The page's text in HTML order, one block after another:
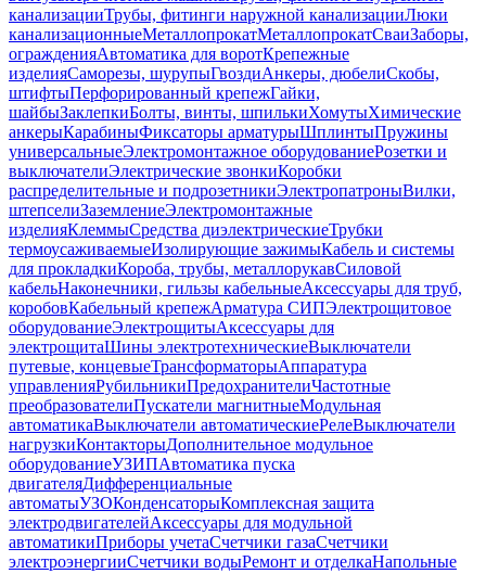
канализацииТрубы, фитинги наружной канализацииЛюки
канализационныеМеталлопрокатМеталлопрокатСваиЗаборы,
огражденияАвтоматика для воротКрепежные
изделияСаморезы, шурупыГвоздиАнкеры, дюбелиСкобы,
штифтыПерфорированный крепежГайки,
шайбыЗаклепкиБолты, винты, шпилькиХомутыХимические
анкерыКарабиныФиксаторы арматурыШплинтыПружины
универсальныеЭлектромонтажное оборудованиеРозетки и
выключателиЭлектрические звонкиКоробки
распределительные и подрозетникиЭлектропатроныВилки,
штепселиЗаземлениеЭлектромонтажные
изделияКлеммыСредства диэлектрическиеТрубки
термоусаживаемыеИзолирующие зажимыКабель и системы
для прокладкиКороба, трубы, металлорукавСиловой
кабельНаконечники, гильзы кабельныеАксессуары для труб,
коробовКабельный крепежАрматура СИПЭлектрощитовое
оборудованиеЭлектрощитыАксессуары для
электрощитаШины электротехническиеВыключатели
путевые, концевыеТрансформаторыАппаратура
управленияРубильникиПредохранителиЧастотные
преобразователиПускатели магнитныеМодульная
автоматикаВыключатели автоматическиеРелеВыключатели
нагрузкиКонтакторыДополнительное модульное
оборудованиеУЗИПАвтоматика пуска
двигателяДифференциальные
автоматыУЗОКонденсаторыКомплексная защита
электродвигателейАксессуары для модульной
автоматикиПриборы учетаСчетчики газаСчетчики
электроэнергииСчетчики водыРемонт и отделкаНапольные